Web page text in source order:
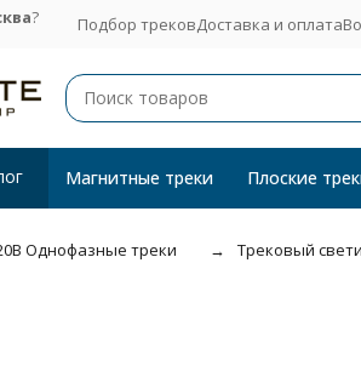
? Подбор трековДоставка и оплата
Магнитные треки Плоские
Однофазные треки Трековый